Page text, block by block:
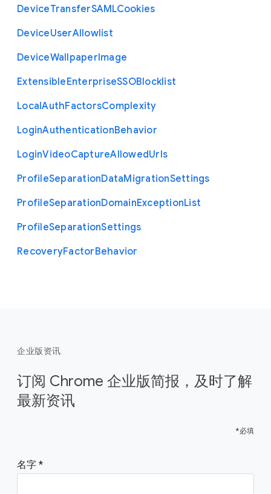
DeviceTransferSAMLCookies
DeviceUserAllowlist
DeviceWallpaperImage
ExtensibleEnterpriseSSOBlocklist
LocalAuthFactorsComplexity
LoginAuthenticationBehavior
LoginVideoCaptureAllowedUrls
ProfileSeparationDataMigrationSettings
ProfileSeparationDomainExceptionList
ProfileSeparationSettings
RecoveryFactorBehavior
企业版资讯
订阅 Chrome 企业版简报，及时了解
最新资讯
*必填
名字